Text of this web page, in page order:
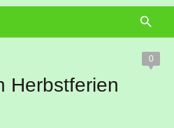
0
Herbstferien